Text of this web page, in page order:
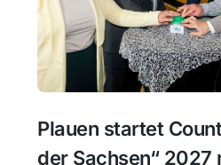
Plauen startet
der Sachsen“ 2027